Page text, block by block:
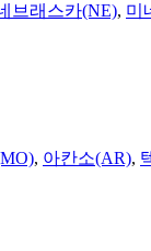
브래스카(NE), 미
, 아칸소(AR),